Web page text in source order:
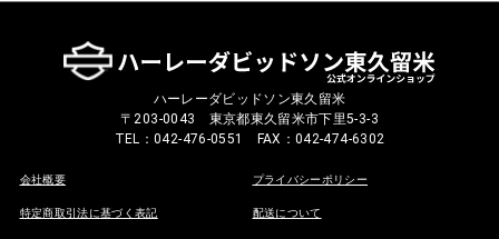
ハーレーダビッドソン東久留米
〒203-0043 東京都東久留米市下里5-3-3
TEL：042-476-0551 FAX：042-474-6302
会社概要 プライバシーポリシー
特定商取引法に基づく表記 配送について